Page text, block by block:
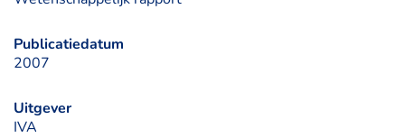
Publicatiedatum
2007
Uitgever
IVA